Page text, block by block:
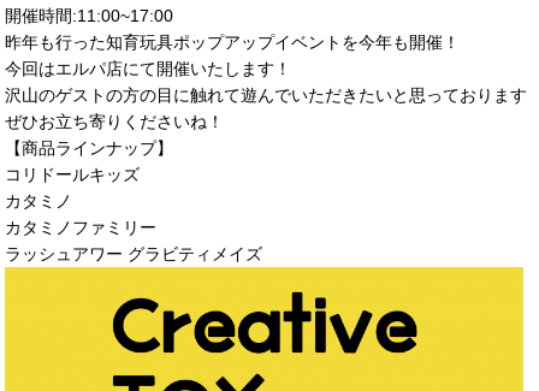
開催時間:11:00~17:00
昨年も行った知育玩具ポップアップイベントを今年も開催！
今回はエルパ店にて開催いたします！
沢山のゲストの方の目に触れて遊んでいただきたいと思っております
ぜひお立ち寄りくださいね！
【商品ラインナップ】
コリドールキッズ
カタミノ
カタミノファミリー
ラッシュアワー グラビティメイズ